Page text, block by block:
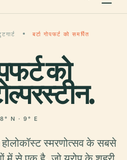
बर्टा गोपफर्ट को समर्पित
को
N · 9° E
होलोकॉस्ट स्मरणोत्सव के सबसे